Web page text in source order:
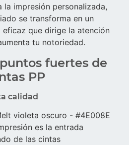
la impresión personalizada,
se transforma en un
que dirige la atención
tu notoriedad.
fuertes de
PP
calidad
violeta oscuro - #4E008E
es la entrada
de las cintas